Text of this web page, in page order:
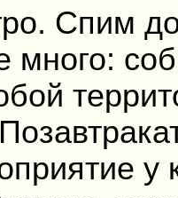
Спим
много:
у